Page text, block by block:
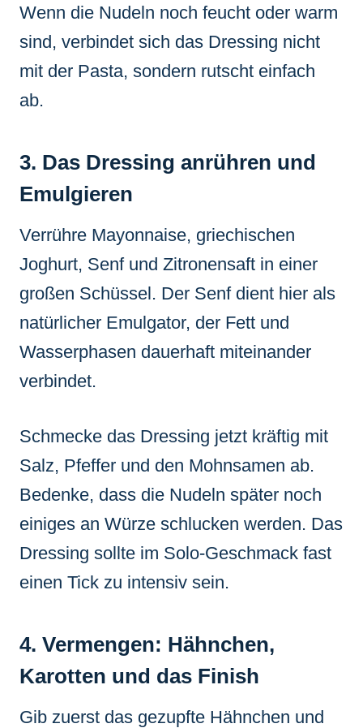
Wenn die Nudeln noch feucht oder warm
sind, verbindet sich das Dressing nicht
mit der Pasta, sondern rutscht einfach
ab.
3. Das Dressing anrühren und
Emulgieren
Verrühre Mayonnaise, griechischen
Joghurt, Senf und Zitronensaft in einer
großen Schüssel. Der Senf dient hier als
natürlicher Emulgator, der Fett und
Wasserphasen dauerhaft miteinander
verbindet.
Schmecke das Dressing jetzt kräftig mit
Salz, Pfeffer und den Mohnsamen ab.
Bedenke, dass die Nudeln später noch
einiges an Würze schlucken werden. Das
Dressing sollte im Solo-Geschmack fast
einen Tick zu intensiv sein.
4. Vermengen: Hähnchen,
Karotten und das Finish
Gib zuerst das gezupfte Hähnchen und